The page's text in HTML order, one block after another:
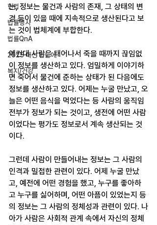
헌법
법률행사
법률QnA
2025 대선 한눈에
복지/건강
는, 정보는 물건과 사람의 존재, 그 상태의 변
경 등이 있을 때에 지속적으로 생산된다고 보
는 것이 법체계에 부합한다.
예컨대 사람은 태어나서 죽을 때까지 끊임없
이 정보를 생산하고 있다. 엄밀하게 이야기하
면 죽어서 물건에 준하는 상태가 된 다음에도
정보를 생산하고 있다. 어제는 누굴 만났고, 오
늘은 어떤 음식을 먹었다는 등 사람의 움직임
전부가 정보가 되는 것이고, 생전에 어떤 사람
이었다는 평가도 정보로서 계속 생산되는 것
이다.
그런데 사람이 만들어내는 정보는 그 사람의
인격과 밀접한 관련이 있다. 어제 누굴 만났
고, 예전에 어떤 경험을 했고, 누구를 좋아하
고 누구를 싫어하며, 어떤 아픔이 있었는지 등
의 정보는 그 사람의 정체성과 관련이 있다. 나
아가 사람은 사회적 관계 속에서 자신의 정체